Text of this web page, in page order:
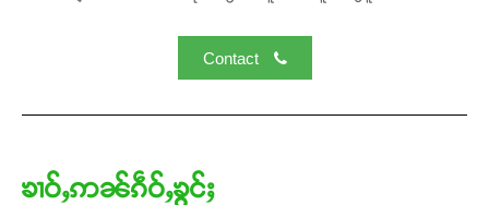
Contact
ၶၢဝ်ႇဢၼ်ၵဵဝ်ႇၶွင်ႈ